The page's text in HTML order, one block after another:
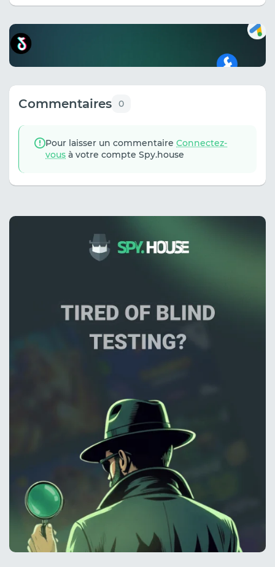
Commentaires 0
Pour laisser un commentaire Connectez-
vous à votre compte Spy.house